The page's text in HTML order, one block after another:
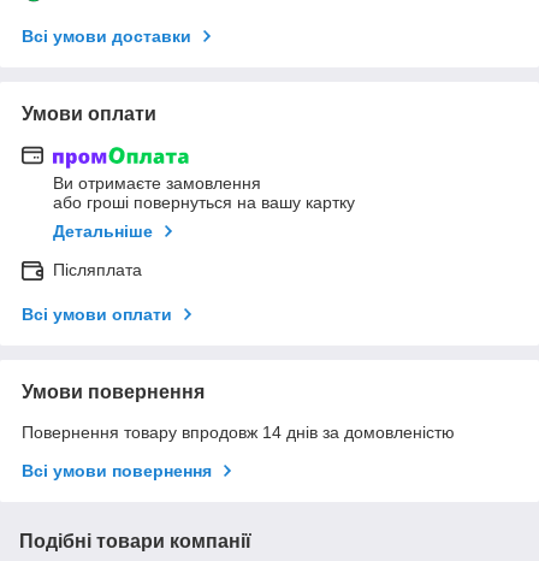
Всі умови доставки
Умови оплати
Ви отримаєте замовлення
або гроші повернуться на вашу картку
Детальніше
Післяплата
Всі умови оплати
Умови повернення
Повернення товару впродовж 14 днів за домовленістю
Всі умови повернення
Подібні товари компанії